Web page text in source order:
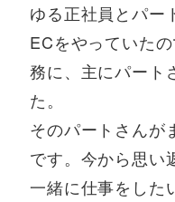
ゆる正社員とパー
ECをやっていた
務に、主にパート
た。
そのパートさんが
です。今から思い
一緒に仕事をした